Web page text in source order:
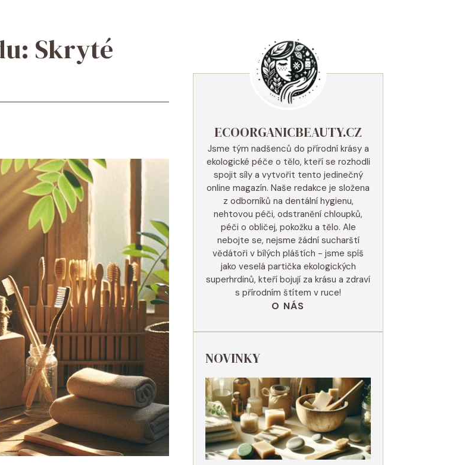
Skryté
ECOORGANICBEAUTY.CZ
Jsme tým nadšenců do přírodní krásy a
ekologické péče o tělo, kteří se rozhodli
spojit síly a vytvořit tento jedinečný
online magazín. Naše redakce je složena
z odborníků na dentální hygienu,
nehtovou péči, odstranění chloupků,
péči o obličej, pokožku a tělo. Ale
nebojte se, nejsme žádní sucharští
vědátoři v bílých pláštích - jsme spíš
jako veselá partička ekologických
superhrdinů, kteří bojují za krásu a zdraví
s přírodním štítem v ruce!
O NÁS
NOVINKY